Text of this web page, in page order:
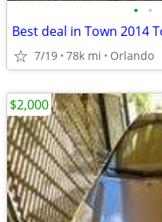
• •
7/19 78k mi Orlando
$2,000